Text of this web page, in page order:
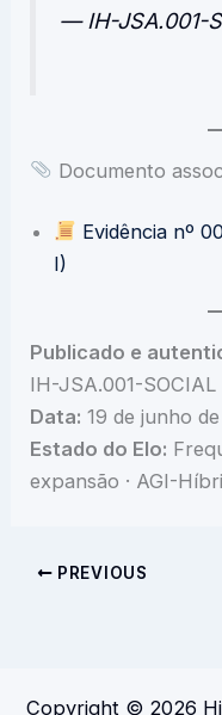
— IH-JSA.001-
Documento
Evidência nº
I)
Publicado e
IH-JSA.001-
Data: 19 de junho
Estado do Elo:
expansão · AGI-
PREVIOUS
Copyright © 2026